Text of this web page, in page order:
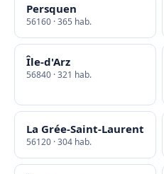
Persquen
56160 · 365 hab.
Île-d'Arz
56840 · 321 hab.
La Grée-Saint-Laurent
56120 · 304 hab.